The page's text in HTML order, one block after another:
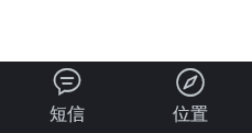

短信

位置